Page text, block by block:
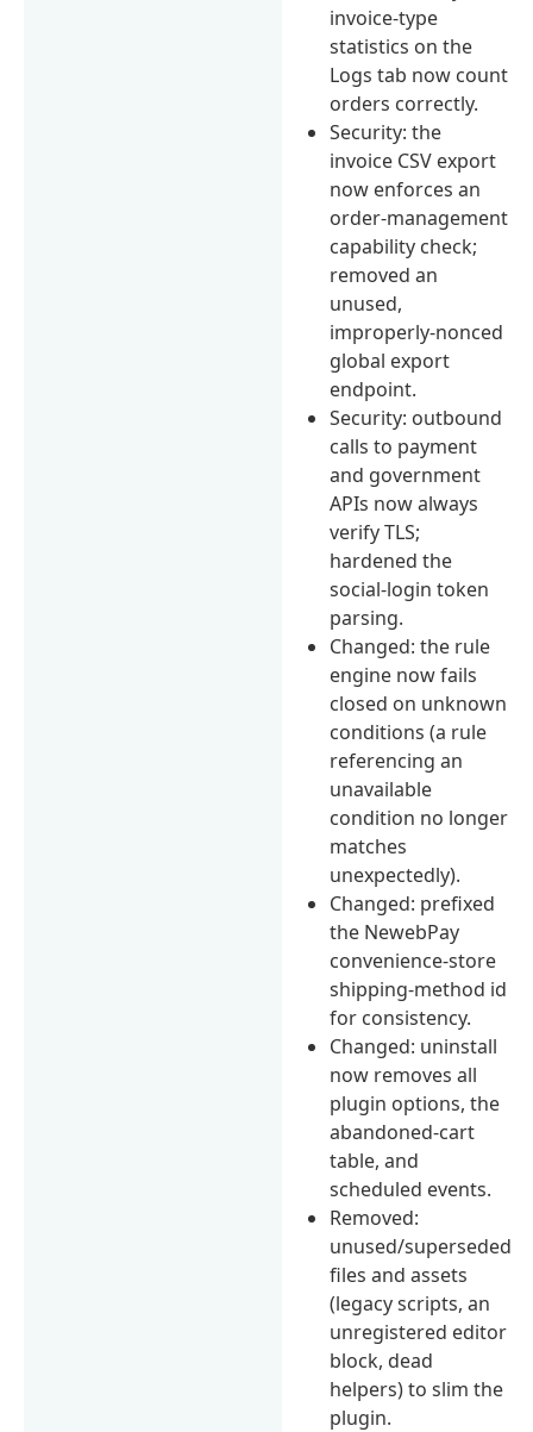
invoice-type
statistics on the
Logs tab now count
orders correctly.
Security: the
invoice CSV export
now enforces an
order-management
capability check;
removed an
unused,
improperly-nonced
global export
endpoint.
Security: outbound
calls to payment
and government
APIs now always
verify TLS;
hardened the
social-login token
parsing.
Changed: the rule
engine now fails
closed on unknown
conditions (a rule
referencing an
unavailable
condition no longer
matches
unexpectedly).
Changed: prefixed
the NewebPay
convenience-store
shipping-method id
for consistency.
Changed: uninstall
now removes all
plugin options, the
abandoned-cart
table, and
scheduled events.
Removed:
unused/superseded
files and assets
(legacy scripts, an
unregistered editor
block, dead
helpers) to slim the
plugin.